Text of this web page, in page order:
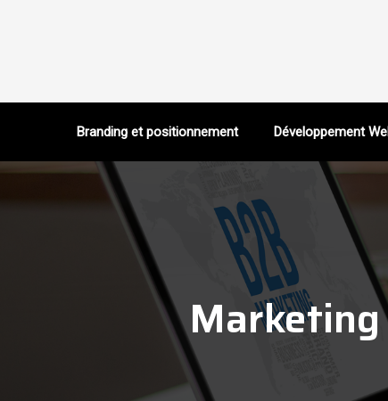
Branding et positionnement Développement